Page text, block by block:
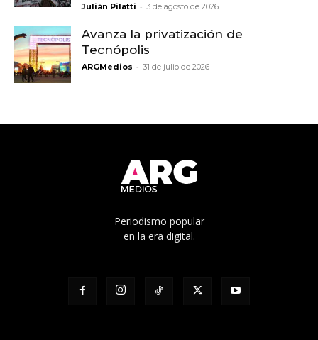
Julián Pilatti - 3 de agosto de 2026
Avanza la privatización de
Tecnópolis
ARGMedios - 31 de julio de 2026
Periodismo popular
en la era digital.